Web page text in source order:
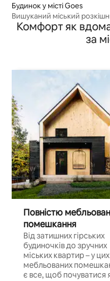
Будинок у місті Goes
Вишуканий міський
Комфорт як вдома
за
Повністю
помешкання
Від затишних гірських
будиночків до зручних
міських квартир – у цих
мебльованих
є все, щоб почуватися